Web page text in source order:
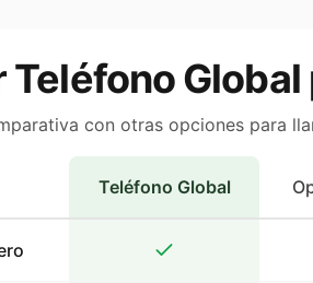
Teléfono
con otras opciones para
Teléfono Global